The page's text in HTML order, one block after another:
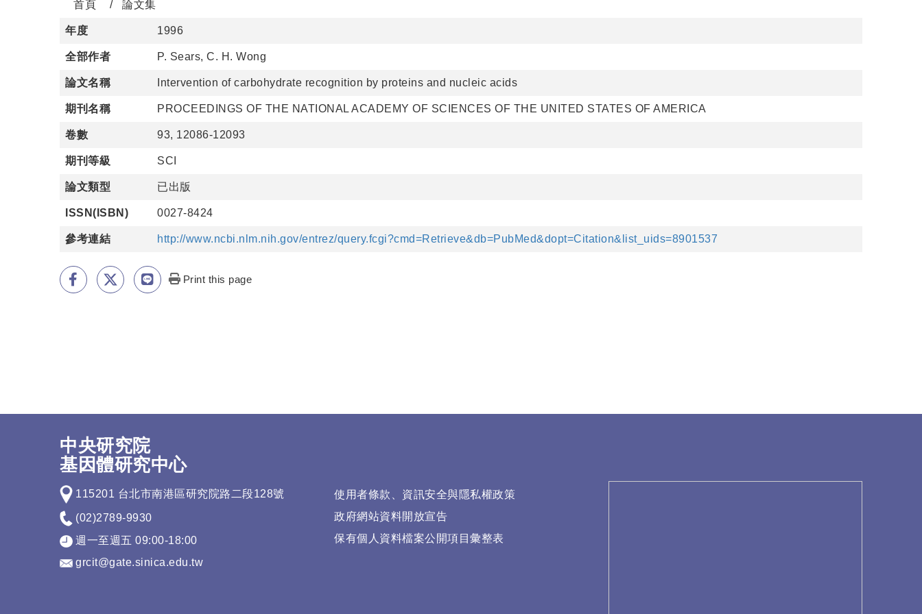
首頁 論文集
年度 1996
全部作者 P. Sears, C. H. Wong
論文名稱 Intervention of carbohydrate recognition by proteins and nucleic acids
期刊名稱 PROCEEDINGS OF THE NATIONAL ACADEMY OF SCIENCES OF THE UNITED STATES OF AMERICA
卷數 93, 12086-12093
期刊等級 SCI
論文類型 已出版
ISSN(ISBN) 0027-8424
參考連結 http://www.ncbi.nlm.nih.gov/entrez/query.fcgi?cmd=Retrieve&db=PubMed&dopt=Citation&list_uids=8901537
Print this page
中央研究院
基因體研究中心
115201 台北市南港區研究院路二段128號
(02)2789-9930
週一至週五 09:00-18:00
grcit@gate.sinica.edu.tw
使用者條款、資訊安全與隱私權政策
政府網站資料開放宣告
保有個人資料檔案公開項目彙整表